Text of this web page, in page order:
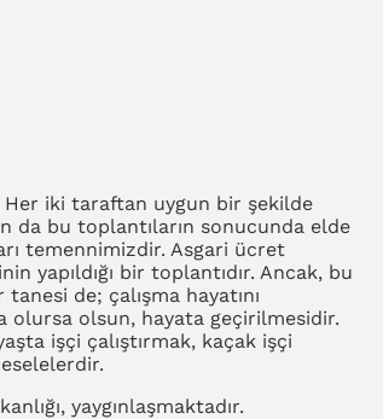
Her iki taraftan uygun bir şekilde
da bu toplantıların sonucunda elde
temennimizdir. Asgari ücret
yapıldığı bir toplantıdır. Ancak, bu
de; çalışma hayatını
olursa olsun, hayata geçirilmesidir.
işçi çalıştırmak, kaçak işçi
yaygınlaşmaktadır.